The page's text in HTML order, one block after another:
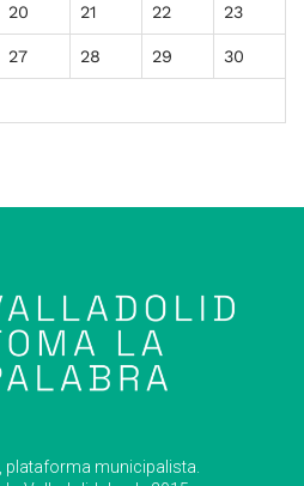
20 21 22 23
27 28 29 30
plataforma municipalista.